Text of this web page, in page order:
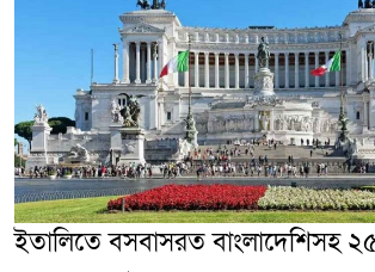
ইতালিতে বসবাসরত বাংলাদেশিসহ